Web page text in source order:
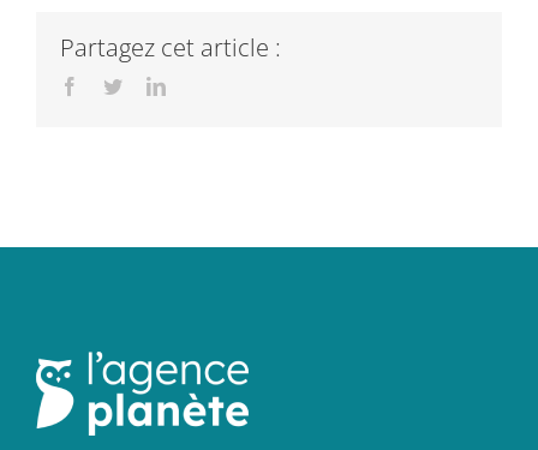
Partagez cet article :
Facebook
TwitterLinkedIn